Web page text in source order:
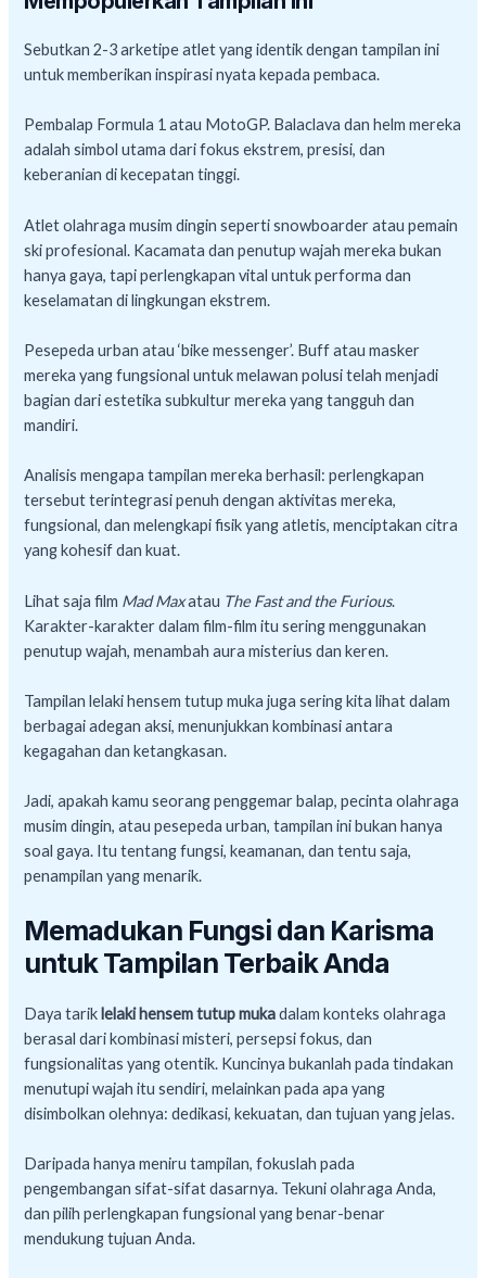
Sebutkan 2-3 arketipe atlet yang identik dengan tampilan ini
untuk memberikan inspirasi nyata kepada pembaca.
Pembalap Formula 1 atau MotoGP. Balaclava dan helm mereka
adalah simbol utama dari fokus ekstrem, presisi, dan
keberanian di kecepatan tinggi.
Atlet olahraga musim dingin seperti snowboarder atau pemain
ski profesional. Kacamata dan penutup wajah mereka bukan
hanya gaya, tapi perlengkapan vital untuk performa dan
keselamatan di lingkungan ekstrem.
Pesepeda urban atau ‘bike messenger’. Buff atau masker
mereka yang fungsional untuk melawan polusi telah menjadi
bagian dari estetika subkultur mereka yang tangguh dan
mandiri.
Analisis mengapa tampilan mereka berhasil: perlengkapan
tersebut terintegrasi penuh dengan aktivitas mereka,
fungsional, dan melengkapi fisik yang atletis, menciptakan citra
yang kohesif dan kuat.
Lihat saja film Mad Maxatau The Fast and the Furious.
Karakter-karakter dalam film-film itu sering menggunakan
penutup wajah, menambah aura misterius dan keren.
Tampilan lelaki hensem tutup muka juga sering kita lihat dalam
berbagai adegan aksi, menunjukkan kombinasi antara
kegagahan dan ketangkasan.
Jadi, apakah kamu seorang penggemar balap, pecinta olahraga
musim dingin, atau pesepeda urban, tampilan ini bukan hanya
soal gaya. Itu tentang fungsi, keamanan, dan tentu saja,
penampilan yang menarik.
Memadukan Fungsi dan Karisma
untuk Tampilan Terbaik Anda
Daya tarik lelaki hensem tutup mukadalam konteks olahraga
berasal dari kombinasi misteri, persepsi fokus, dan
fungsionalitas yang otentik. Kuncinya bukanlah pada tindakan
menutupi wajah itu sendiri, melainkan pada apa yang
disimbolkan olehnya: dedikasi, kekuatan, dan tujuan yang jelas.
Daripada hanya meniru tampilan, fokuslah pada
pengembangan sifat-sifat dasarnya. Tekuni olahraga Anda,
dan pilih perlengkapan fungsional yang benar-benar
mendukung tujuan Anda.